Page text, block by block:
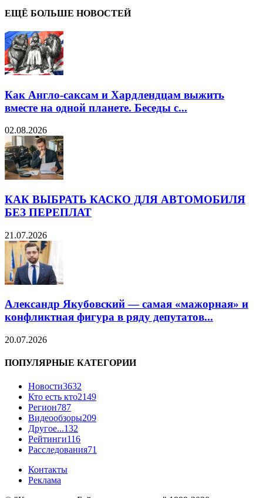
ЕЩЁ БОЛЬШЕ НОВОСТЕЙ
Как Англо-саксам и Хардлендцам выжить
вместе на одной планете. Беседы с...
02.08.2026
КАК ВЫБРАТЬ КАСКО ДЛЯ АВТОМОБИЛЯ
БЕЗ ПЕРЕПЛАТ
21.07.2026
Александр Якубовский — самая «мажорная» и
конфликтная фигура в ряду депутатов...
20.07.2026
ПОПУЛЯРНЫЕ КАТЕГОРИИ
Новости3632
Кто есть кто2149
Регион787
Видеообзоры209
Другое...132
Рейтинги116
Расследования71
Контакты
Реклама